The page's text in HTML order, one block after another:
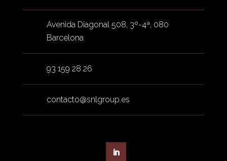
Avenida Diagonal 508, 3º-4ª, 080
Barcelona
93 159 28 26
contacto@snlgroup.es